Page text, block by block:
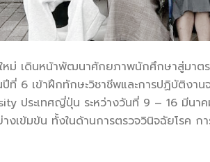
ม่ เดินหน้าพัฒนาศักยภาพนักศึกษาสู่มาต
6 เข้าฝึกทักษะวิชาชีพและการปฏิบัติง
ประเทศญี่ปุ่น ระหว่างวันที่ 9 – 16 มีนาค
เข้มข้น ทั้งในด้านการตรวจวินิจฉัยโรค